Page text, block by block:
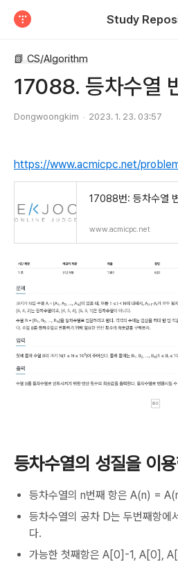
Study
📗 CS/Algorithm
17088. 등차수열
Dongwoongkim 2023. 1. 23. 03:57
https://www.acmicpc.net/
17088번: 등차수열
www.acmicpc.net

등차수열의 성질을 이
등차수열의 n번째 항은 A(n) =
등차수열의 공차 D는 두번째항에
다.
가능한 첫째항은 A[0]-1, A[0],